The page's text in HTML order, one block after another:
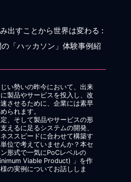
出すことから世界は変わる :
「ハッカソン」体験事例紹
い勢いの昨今において、出来
製品やサービスを投入し、改
させるために、企業には素早
られます。
、そして製品やサービスの形
えるに足るシステムの開発、
ススピードに合わせて構築す
位で考えていませんか？本セ
形式で一気にPoCレベルの
Viable Product) 」を作
の実例についてお話ししま